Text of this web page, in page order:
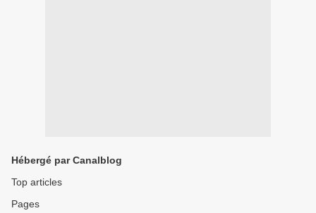
Hébergé par Canalblog
Top articles
Pages